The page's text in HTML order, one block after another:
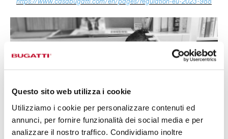
Questo sito web utilizza i cookie
Utilizziamo i cookie per personalizzare contenuti ed
annunci, per fornire funzionalità dei social media e per
analizzare il nostro traffico. Condividiamo inoltre